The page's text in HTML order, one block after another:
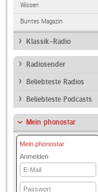
Wissen
Buntes Magazin
Klassik-Radio
Radiosender
Beliebteste Radios
Beliebteste Podcasts
Mein phonostar
Mein phonostar
Anmelden
E-
Mail
Passwort